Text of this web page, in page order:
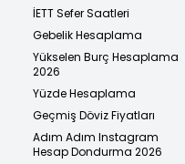
İETT Sefer Saatleri
Gebelik Hesaplama
Yükselen Burç Hesaplama
2026
Yüzde Hesaplama
Geçmiş Döviz Fiyatları
Adım Adım Instagram
Hesap Dondurma 2026